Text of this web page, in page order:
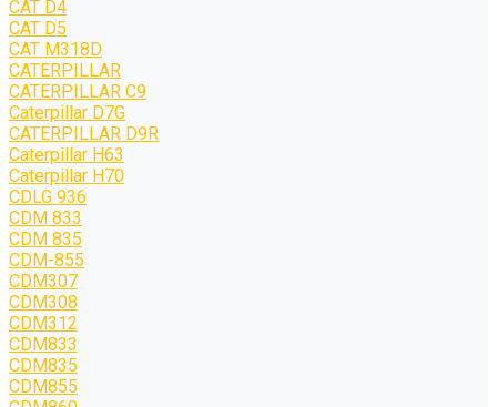
CAT D4
CAT D5
CAT M318D
CATERPILLAR
CATERPILLAR C9
Caterpillar D7G
CATERPILLAR D9R
Caterpillar H63
Caterpillar H70
CDLG 936
CDM 833
CDM 835
CDM-855
CDM307
CDM308
CDM312
CDM833
CDM835
CDM855